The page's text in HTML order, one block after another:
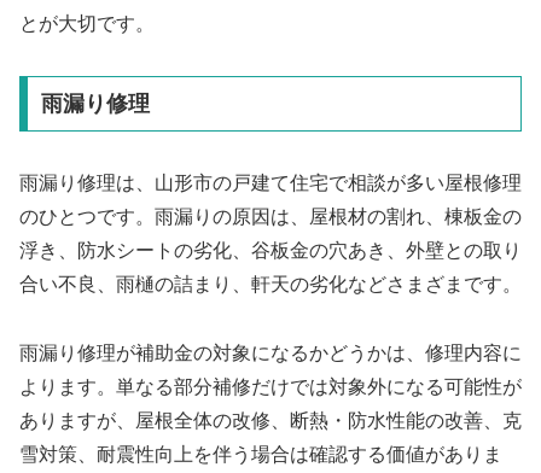
とが大切です。
雨漏り修理
雨漏り修理は、山形市の戸建て住宅で相談が多い屋根修理
のひとつです。雨漏りの原因は、屋根材の割れ、棟板金の
浮き、防水シートの劣化、谷板金の穴あき、外壁との取り
合い不良、雨樋の詰まり、軒天の劣化などさまざまです。
雨漏り修理が補助金の対象になるかどうかは、修理内容に
よります。単なる部分補修だけでは対象外になる可能性が
ありますが、屋根全体の改修、断熱・防水性能の改善、克
雪対策、耐震性向上を伴う場合は確認する価値がありま